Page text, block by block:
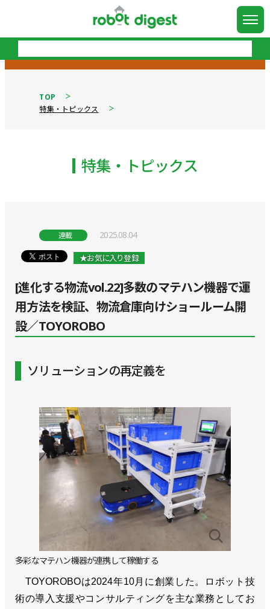
TOP
特集・トピックス
特集・トピックス
連載 2025.08.04
★お気に入り登録
[進化する物流vol.22]多数のマテハン機器で運
用方法を検証、物流倉庫向けショールーム開
設／TOYOROBO
ソリューションの再定義を
多彩なマテハン機器が連携して稼働する
TOYOROBOは2024年10月に創業した。ロボット技
術の導入支援やコンサルティングを主な業務としてお